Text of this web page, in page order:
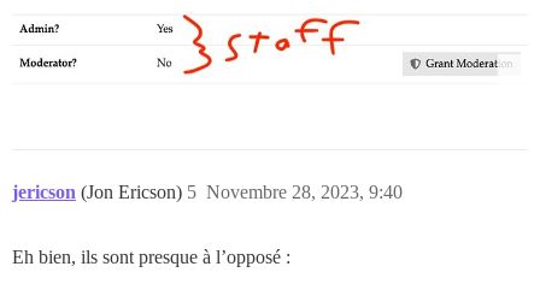
jericson (Jon Ericson) Novembre 28, 2023, 9:40
5
Eh bien, ils sont presque à l’opposé :